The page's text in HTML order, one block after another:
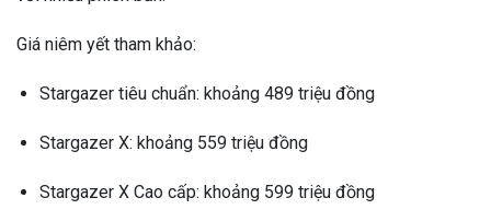
Giá niêm yết tham khảo:
Stargazer tiêu chuẩn: khoảng 489 triệu đồng
Stargazer X: khoảng 559 triệu đồng
Stargazer X Cao cấp: khoảng 599 triệu đồng